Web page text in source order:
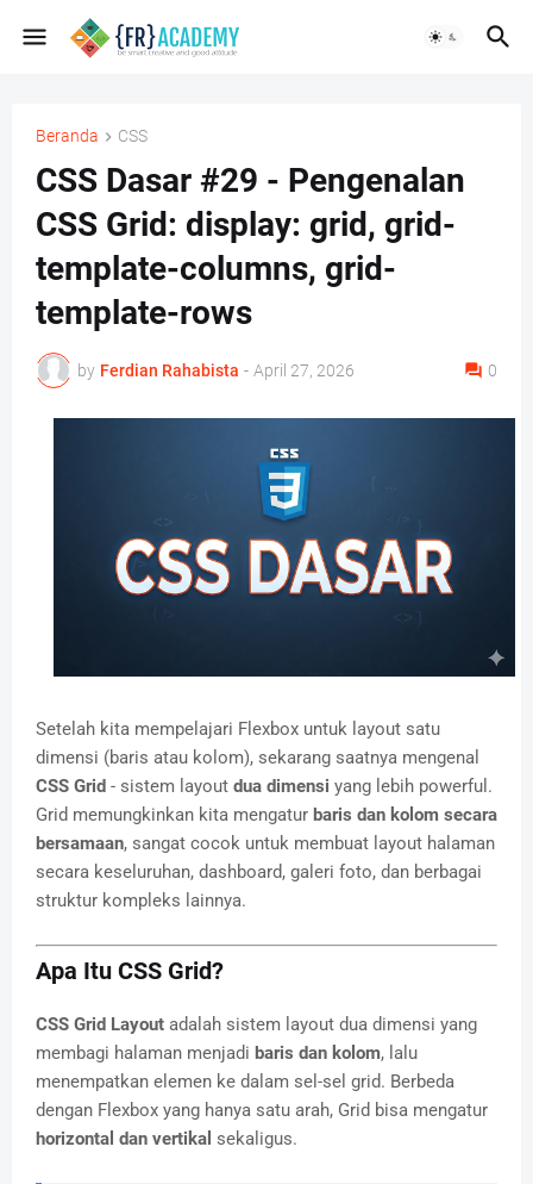
Beranda CSS
CSS Dasar #29 - Pengenalan
CSS Grid: display: grid, grid-
template-columns, grid-
template-rows
by Ferdian Rahabista - April 27, 2026 0
Setelah kita mempelajari Flexbox untuk layout satu
dimensi (baris atau kolom), sekarang saatnya mengenal
CSS Grid - sistem layout dua dimensi yang lebih powerful.
Grid memungkinkan kita mengatur baris dan kolom secara
bersamaan, sangat cocok untuk membuat layout halaman
secara keseluruhan, dashboard, galeri foto, dan berbagai
struktur kompleks lainnya.
Apa Itu CSS Grid?
CSS Grid Layout adalah sistem layout dua dimensi yang
membagi halaman menjadi baris dan kolom, lalu
menempatkan elemen ke dalam sel-sel grid. Berbeda
dengan Flexbox yang hanya satu arah, Grid bisa mengatur
horizontal dan vertikal sekaligus.